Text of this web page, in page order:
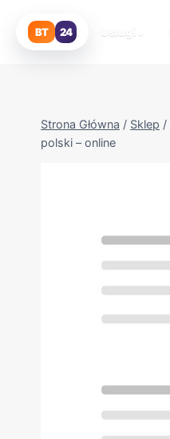
treści
BT 24 Usługi
Strona Główna / Sklep /
polski – online